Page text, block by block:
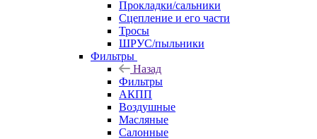
Прокладки/сальники
Сцепление и его части
Тросы
ШРУС/пыльники
Фильтры
Назад
Фильтры
АКПП
Воздушные
Масляные
Салонные